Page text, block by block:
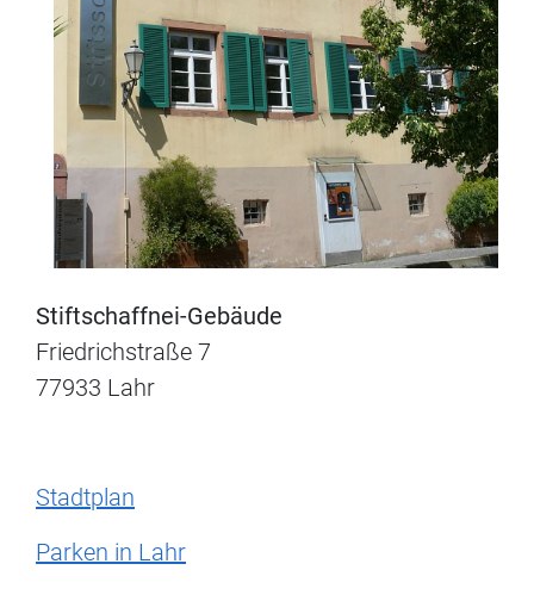
Stiftschaffnei-Gebäude
Friedrichstraße 7
77933 Lahr
Stadtplan
Parken in Lahr